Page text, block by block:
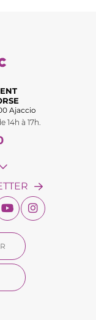
Ajaccio
14h à 17h.